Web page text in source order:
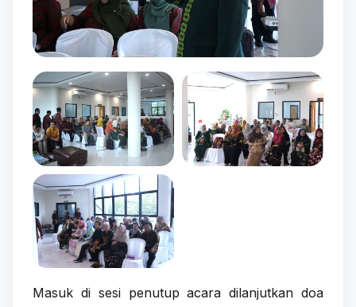
Masuk di sesi penutup acara dilanjutkan doa